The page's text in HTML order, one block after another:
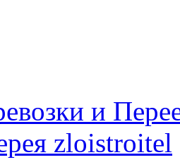
и
zloistroitel